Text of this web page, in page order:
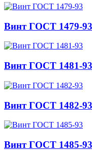
Винт ГОСТ 1479-93
Винт ГОСТ 1481-93
Винт ГОСТ 1482-93
Винт ГОСТ 1485-93